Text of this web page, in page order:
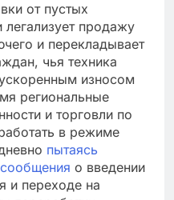
от пустых
легализует продажу
и перекладывает
чья техника
износом
региональные
и торговли по
в режиме
пытаясь
о введении
и переходе на